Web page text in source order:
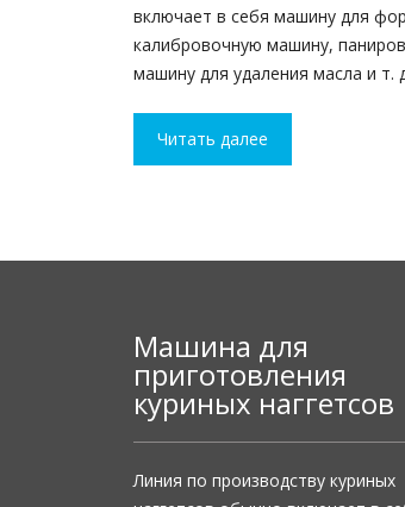
включает в себя машину для
калибровочную машину,
машину для удаления масла и т.
Читать далее
Машина для
приготовления
куриных наггетсов
Линия по производству куриных